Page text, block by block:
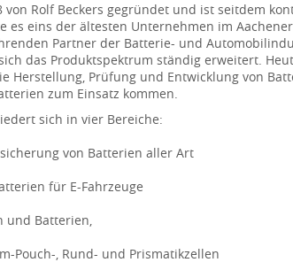
von Rolf Beckers gegründet und ist seitdem
es eins der ältesten Unternehmen im
Partner der Batterie- und
das Produktspektrum ständig erweitert.
Herstellung, Prüfung und Entwicklung von
zum Einsatz kommen.
sich in vier Bereiche:
von Batterien aller Art
für E-Fahrzeuge
und Batterien,
Pouch-, Rund- und Prismatikzellen